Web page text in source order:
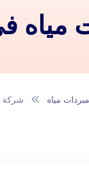
العين
مياه شركة